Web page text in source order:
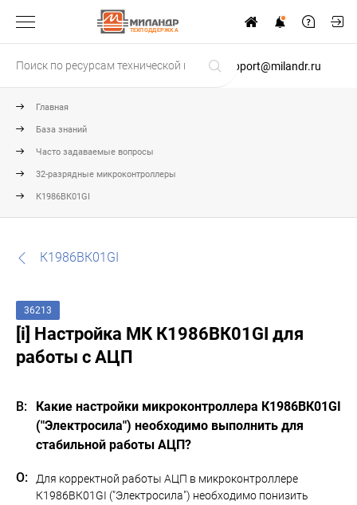
ТЕХПОДДЕРЖКА
support@milandr.ru
Главная
База знаний
Часто задаваемые вопросы
32-разрядные микроконтроллеры
К1986ВК01GI
К1986ВК01GI
36213
[i] Настройка МК К1986ВК01GI для
работы с АЦП
Какие настройки микроконтроллера К1986ВК01GI
("Электросила") необходимо выполнить для
стабильной работы АЦП?
Для корректной работы АЦП в микроконтроллере
К1986ВК01GI ("Электросила") необходимо понизить